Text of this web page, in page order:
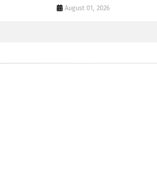
August 01, 2026